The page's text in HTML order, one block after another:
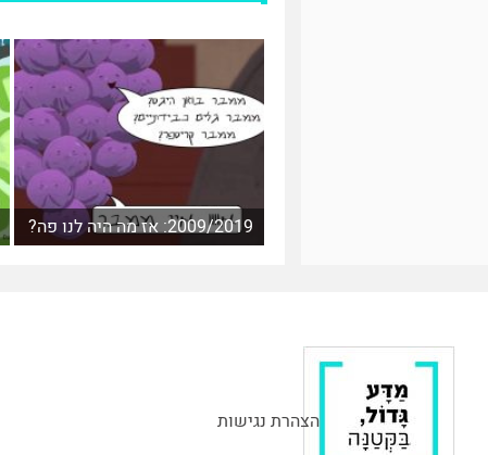
2009/2019: אז מה היה לנו פה?
הצהרת נגישות